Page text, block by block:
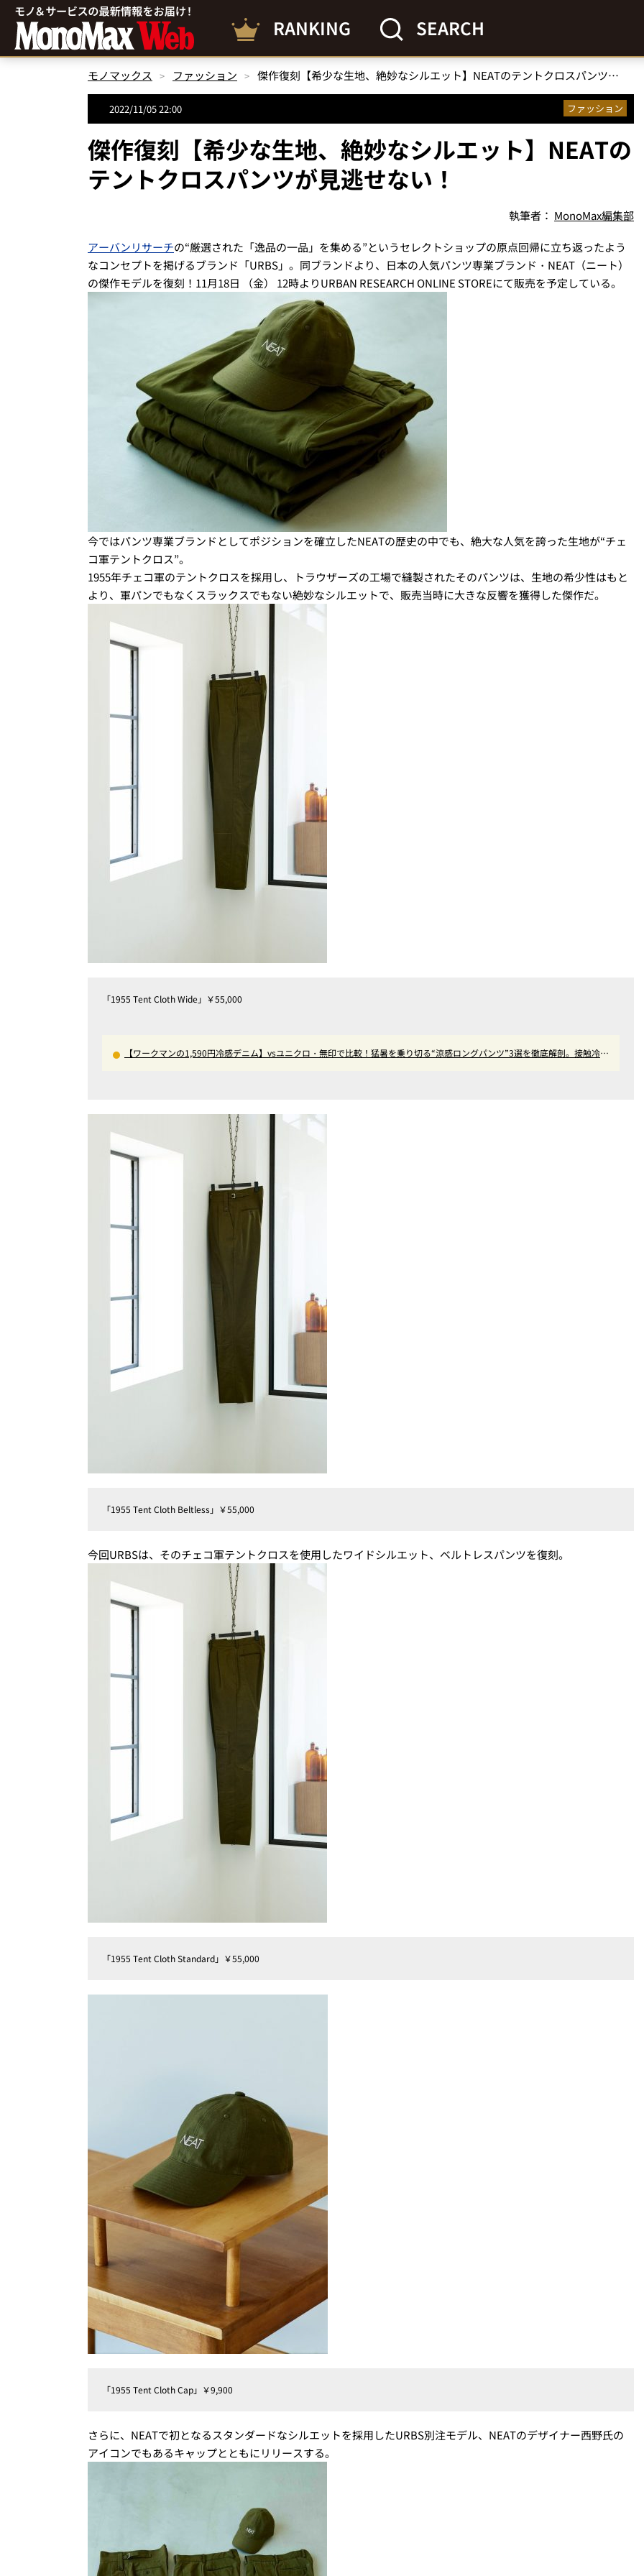
RANKING SEARCH
モノマックス ファッション 傑作復刻【希少な生地、絶妙なシルエット】NEATのテントクロスパンツが見逃せない！
2022/11/05 22:00 ファッション
傑作復刻【希少な生地、絶妙なシルエット】NEATの
テントクロスパンツが見逃せない！
執筆者： MonoMax編集部
アーバンリサーチの“厳選された「逸品の一品」を集める”というセレクトショップの原点回帰に立ち返ったよう
なコンセプトを掲げるブランド「URBS」。同ブランドより、日本の人気パンツ専業ブランド・NEAT（ニート）
の傑作モデルを復刻！11月18日 （金） 12時よりURBAN RESEARCH ONLINE STOREにて販売を予定している。
今ではパンツ専業ブランドとしてポジションを確立したNEATの歴史の中でも、絶大な人気を誇った生地が“チェ
コ軍テントクロス”。
1955年チェコ軍のテントクロスを採用し、トラウザーズの工場で縫製されたそのパンツは、生地の希少性はもと
より、軍パンでもなくスラックスでもない絶妙なシルエットで、販売当時に大きな反響を獲得した傑作だ。
「1955 Tent Cloth Wide」￥55,000
【ワークマンの1,590円冷感デニム】vsユニクロ・無印で比較！猛暑を乗り切る“涼感ロングパンツ”3選を徹底解剖。接触冷感
「1955 Tent Cloth Beltless」￥55,000
今回URBSは、そのチェコ軍テントクロスを使用したワイドシルエット、ベルトレスパンツを復刻。
「1955 Tent Cloth Standard」￥55,000
「1955 Tent Cloth Cap」￥9,900
さらに、NEATで初となるスタンダードなシルエットを採用したURBS別注モデル、NEATのデザイナー西野氏の
アイコンでもあるキャップとともにリリースする。